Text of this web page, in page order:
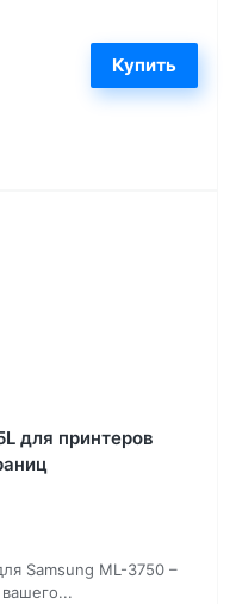
для принтеров
Samsung ML-3750 –